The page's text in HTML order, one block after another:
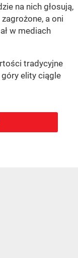
na nich głosują,
a oni
w mediach
tradycyjne
góry elity ciągle